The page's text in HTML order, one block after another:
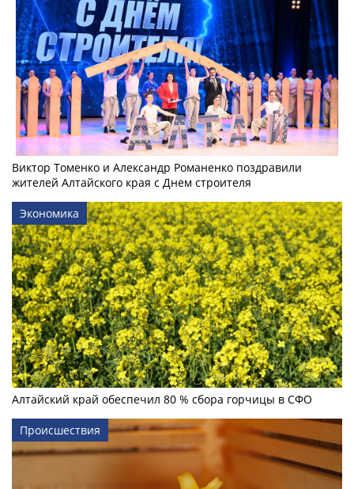
Виктор Томенко и Александр Романенко поздравили
жителей Алтайского края с Днем строителя
Экономика
Алтайский край обеспечил 80 % сбора горчицы в СФО
Происшествия